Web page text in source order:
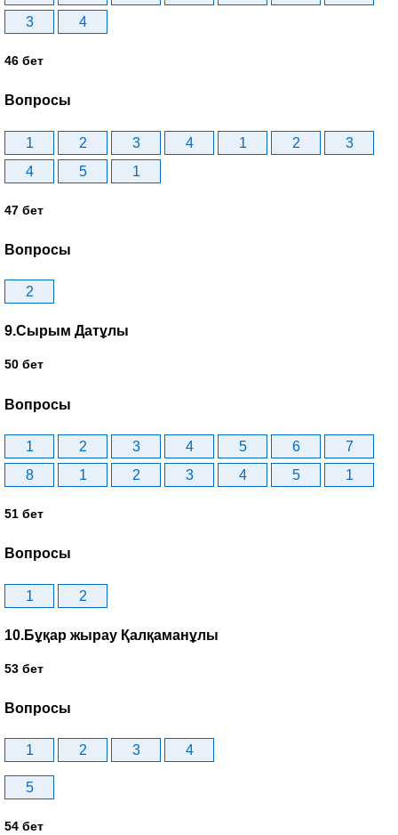
3
4
46 бет
Вопросы
1 2 3 4 1 2
3
4
5 1
47 бет
Вопросы
2
9.Сырым Датұлы
50 бет
Вопросы
1 2 3 4 5 6
7
8
1 2 3 4 5 1
51 бет
Вопросы
1 2
10.Бұқар жырау Қалқаманұлы
53 бет
Вопросы
1 2 3 4
5
54 бет